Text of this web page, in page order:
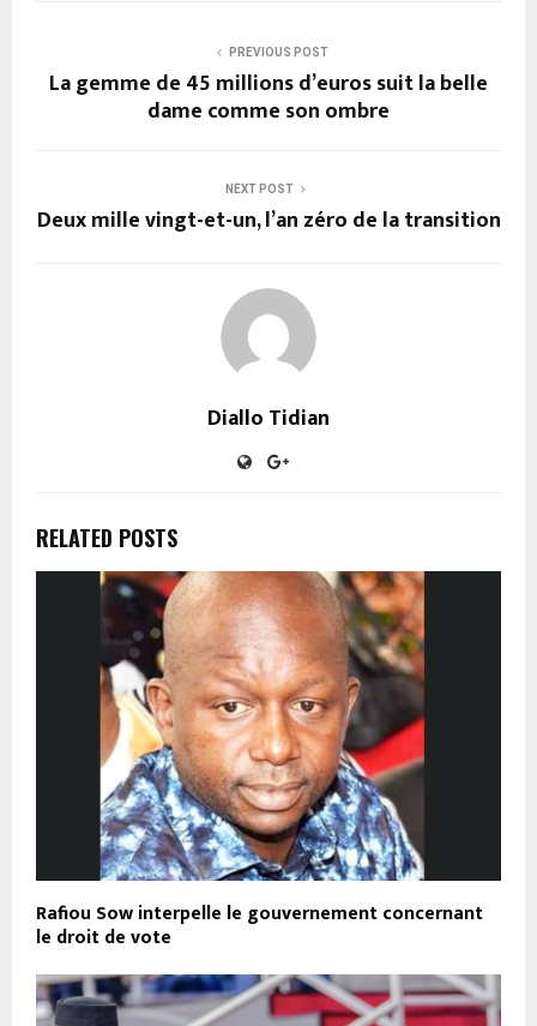
PREVIOUS POST
La gemme de 45 millions d’euros suit la belle
dame comme son ombre
NEXT POST
Deux mille vingt-et-un, l’an zéro de la transition
Diallo Tidian
RELATED POSTS
Rafiou Sow interpelle le gouvernement concernant
le droit de vote